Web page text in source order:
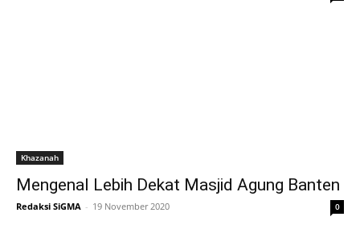
Khazanah
Mengenal Lebih Dekat Masjid Agung Banten
Redaksi SiGMA - 19 November 2020 0